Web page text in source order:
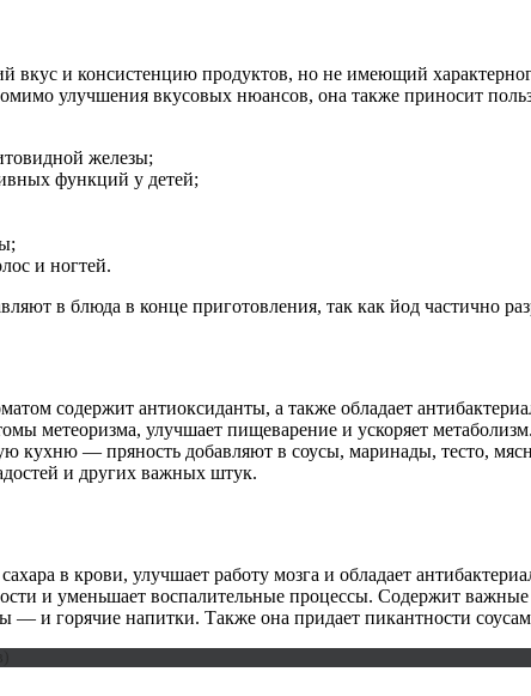
и консистенцию продуктов, но не имеющий
улучшения вкусовых нюансов, она также приносит
железы;
функций у детей;
и ногтей.
в блюда в конце приготовления, так как йод частично
содержит антиоксиданты, а также обладает
метеоризма, улучшает пищеварение и ускоряет
кухню — пряность добавляют в соусы, маринады, тесто,
и других важных штук.
в крови, улучшает работу мозга и обладает
и уменьшает воспалительные процессы. Содержит
— и горячие напитки. Также она придает пикантности